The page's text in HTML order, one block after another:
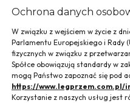
Ochrona danych
W związku z wejściem w życie z
Parlamentu Europejskiego i Rady
fizycznych w związku z
Spółce obowiązują standardy w
mogą Państwo zapoznać się pod
https://www.legprzem.com.pl/
Korzystanie z naszych usług jest